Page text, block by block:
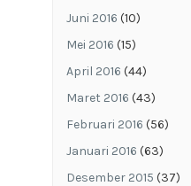
Juni 2016 (10)
Mei 2016 (15)
April 2016 (44)
Maret 2016 (43)
Februari 2016 (56)
Januari 2016 (63)
Desember 2015 (37)